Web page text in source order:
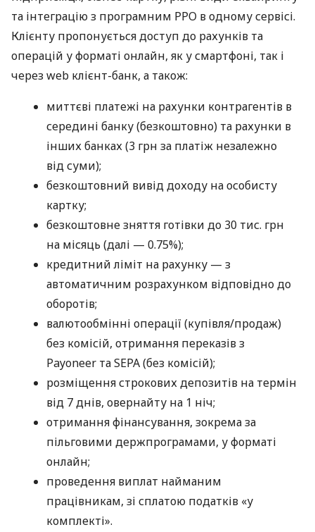
та інтеграцію з програмним РРО в одному сервісі.
Клієнту пропонується доступ до рахунків та
операцій у форматі онлайн, як у смартфоні, так і
через web клієнт-банк, а також:
миттєві платежі на рахунки контрагентів в
середині банку (безкоштовно) та рахунки в
інших банках (3 грн за платіж незалежно
від суми);
безкоштовний вивід доходу на особисту
картку;
безкоштовне зняття готівки до 30 тис. грн
на місяць (далі — 0.75%);
кредитний ліміт на рахунку — з
автоматичним розрахунком відповідно до
оборотів;
валютообмінні операції (купівля/продаж)
без комісій, отримання переказів з
Payoneer та SEPA (без комісій);
розміщення строкових депозитів на термін
від 7 днів, овернайту на 1 ніч;
отримання фінансування, зокрема за
пільговими держпрограмами, у форматі
онлайн;
проведення виплат найманим
працівникам, зі сплатою податків «у
комплекті».